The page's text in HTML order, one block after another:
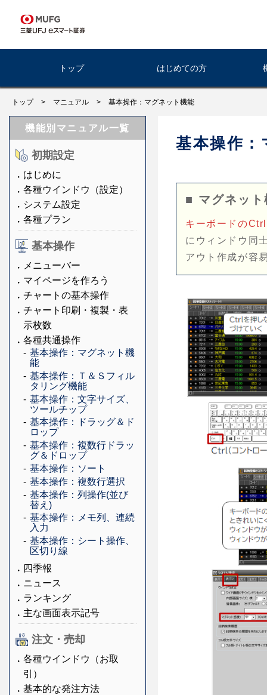
トップ はじめての方
トップ > マニュアル > 基本操作：マグネット機能
機能別マニュアル一覧
初期設定
はじめに
各種ウインドウ（設定）
システム設定
各種プラン
基本操作
メニューバー
マイページを作ろう
チャートの基本操作
チャート印刷・複製・表
示枚数
各種共通操作
基本操作：マグネット機
能
基本操作：Ｔ＆Ｓフィル
タリング機能
基本操作：文字サイズ、
ツールチップ
基本操作：ドラッグ＆ド
ロップ
基本操作：複数行ドラッ
グ＆ドロップ
基本操作：ソート
基本操作：複数行選択
基本操作：列操作(並び
替え)
基本操作：メモ列、連続
入力
基本操作：シート操作、
区切り線
四季報
ニュース
ランキング
主な画面表示記号
注文・売却
各種ウインドウ（お取
引）
基本的な発注方法
基本操作
■ マグネット
キーボードの
にウィンドウ同
アウト作成が容